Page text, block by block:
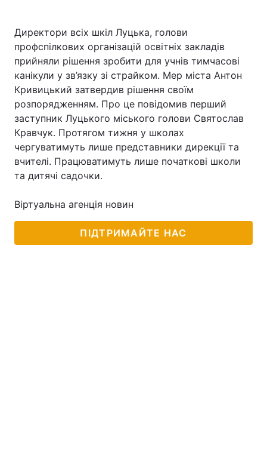
Директори всіх шкіл Луцька, голови
профспілкових організацій освітніх закладів
прийняли рішення зробити для учнів тимчасові
канікули у зв’язку зі страйком. Мер міста Антон
Кривицький затвердив рішення своїм
розпорядженням. Про це повідомив перший
заступник Луцького міського голови Святослав
Кравчук. Протягом тижня у школах
чергуватимуть лише представники дирекції та
вчителі. Працюватимуть лише початкові школи
та дитячі садочки.
Віртуальна агенція новин
ПІДТРИМАЙТЕ НАС